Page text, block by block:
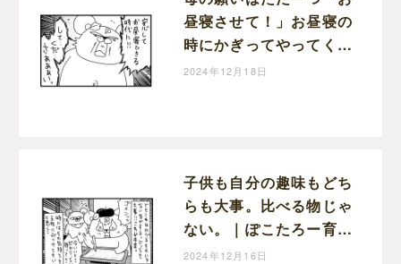
昼寝させて！」お昼寝の
時にかぎってやってくる
宣伝車｜ぽこたろー育児
2024年12月18日
子供も自分の趣味もどち
らも大事。比べる物じゃ
ない。｜ぽこたろー育児
漫画
2024年12月16日